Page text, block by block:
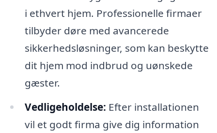
i ethvert hjem. Professionelle firmaer
tilbyder døre med avancerede
sikkerhedsløsninger, som kan beskytte
dit hjem mod indbrud og uønskede
gæster.
Vedligeholdelse: Efter installationen
vil et godt firma give dig information